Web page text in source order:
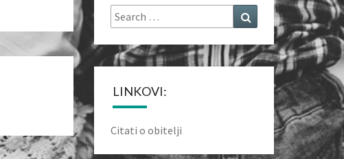
Search
for:
Search
LINKOVI:
Citati o obitelji